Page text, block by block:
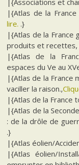
|{Associations et
|{Atlas de la
lire. .}
|{Atlas de la France
produits et
|{Atlas de la
espaces du Ve au
|{Atlas de la France
vaciller la raison.,
|{Atlas de la France
|{Atlas de la
: de la drôle de
.}
|{Atlas éolien/
|{Atlas éolien/